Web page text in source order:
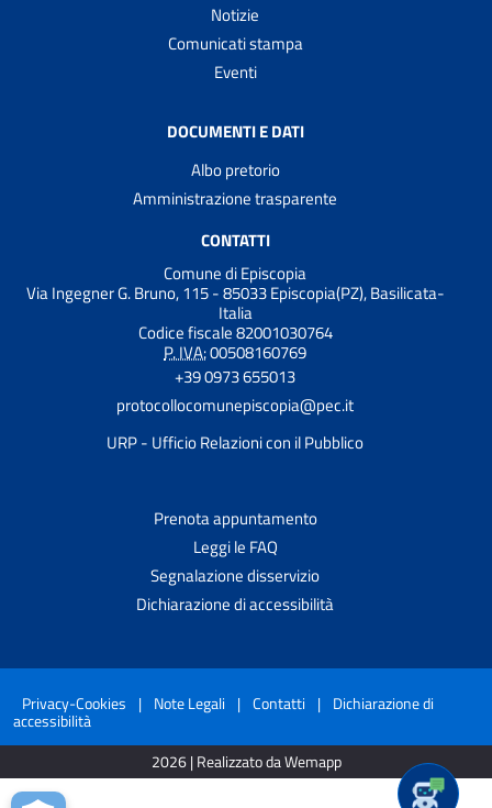
Notizie
Comunicati stampa
Eventi
DOCUMENTI E DATI
Albo pretorio
Amministrazione trasparente
CONTATTI
Comune di Episcopia
Via Ingegner G. Bruno, 115 - 85033 Episcopia(PZ), Basilicata-
Italia
Codice fiscale 82001030764
P. IVA:00508160769
+39 0973 655013
protocollocomunepiscopia@pec.it
URP - Ufficio Relazioni con il Pubblico
Prenota appuntamento
Leggi le FAQ
Segnalazione disservizio
Dichiarazione di accessibilità
Privacy-Cookies | Note Legali | Contatti | Dichiarazione di
accessibilità
2026 | Realizzato da Wemapp